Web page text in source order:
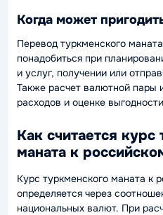
Когда может
Перевод туркменского
понадобиться при
и услуг, получении или
Также расчет валютной пары
расходов и оценке
Как считается курс
маната к
Курс туркменского маната к
определяется через
национальных валют. При